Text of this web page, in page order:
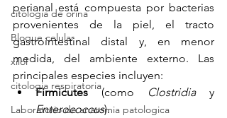
citologia de orina
Bloque celular
xilol
citologia respiratoria
Laboratorio de anatomia patologica
perianal está compuesta por bacterias
provenientes de la piel, el tracto
gastrointestinal distal y, en menor
medida, del ambiente externo. Las
principales especies incluyen:
Firmicutes (como Clostridia
Enterococcus).